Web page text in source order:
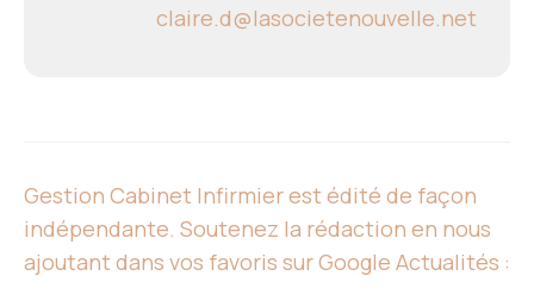
claire.d@lasocietenouvelle.net
Gestion Cabinet Infirmier est édité de façon
indépendante. Soutenez la rédaction en nous
ajoutant dans vos favoris sur Google Actualités :